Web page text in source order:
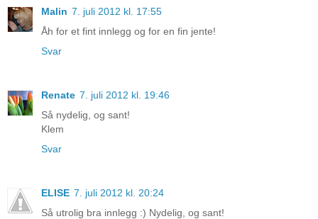
Malin 7. juli 2012 kl. 17:55
Åh for et fint innlegg og for en fin jente!
Svar
Renate 7. juli 2012 kl. 19:46
Så nydelig, og sant!
Klem
Svar
ELISE 7. juli 2012 kl. 20:24
Så utrolig bra innlegg :) Nydelig, og sant!